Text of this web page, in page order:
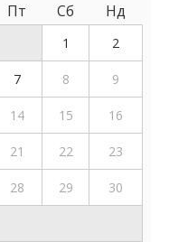
Пт Сб Нд
1 2
7 8 9
14 15 16
21 22 23
28 29 30